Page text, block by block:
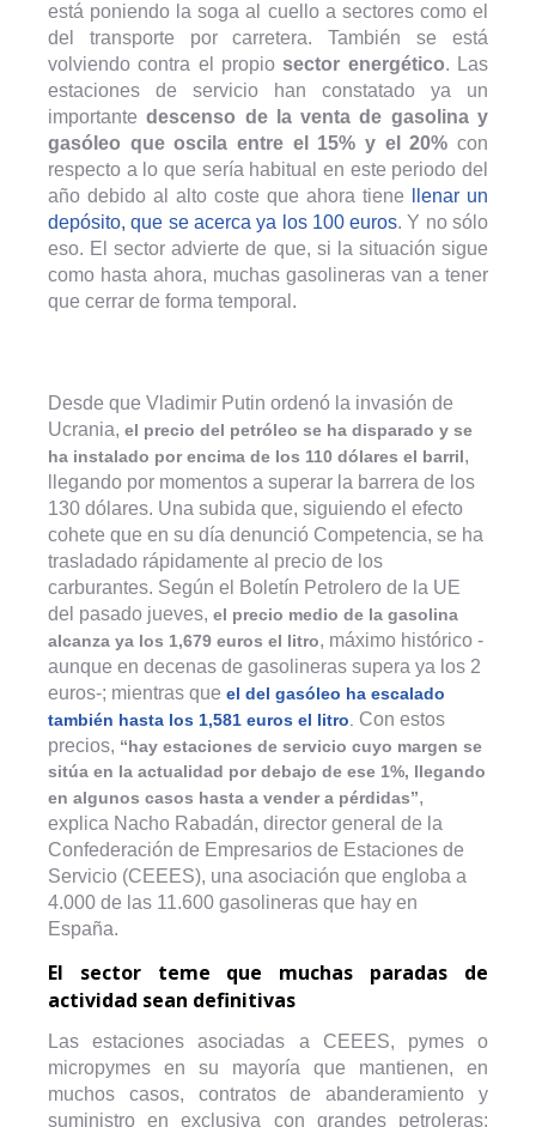
está poniendo la soga al cuello a sectores como el
del transporte por carretera. También se está
volviendo contra el propiosector energético. Las
estaciones de servicio han constatado ya un
importantedescenso de la venta de gasolina y
gasóleo que oscila entre el 15% y el 20% con
respecto a lo que sería habitual en este periodo del
año debido al alto coste que ahora tiene
llenar un
depósito, que se acerca ya los 100 euros. Y no sólo
eso. El sector advierte de que, si la situación sigue
como hasta ahora, muchas gasolineras van a tener
que cerrar de forma temporal.
Desde que Vladimir Putin ordenó la invasión de
Ucrania, el precio del petróleo se ha disparado y se
ha instalado por encima de los 110 dólares el barril,
llegando por momentos a superar la barrera de los
130 dólares. Una subida que, siguiendo el efecto
cohete que en su día denunció Competencia, se ha
trasladado rápidamente al precio de los
carburantes. Según el Boletín Petrolero de la UE
del pasado jueves, el precio medio de la gasolina
alcanza ya los 1,679 euros el litro, máximo histórico -
aunque en decenas de gasolineras supera ya los 2
euros-; mientras que el del gasóleo ha escalado
también hasta los 1,581 euros el litro
Con estos
precios, “hay estaciones de servicio cuyo margen se
sitúa en la actualidad por debajo de ese 1%, llegando
en algunos casos hasta a vender a pérdidas”,
explica Nacho Rabadán, director general de la
Confederación de Empresarios de Estaciones de
Servicio (CEEES), una asociación que engloba a
4.000 de las 11.600 gasolineras que hay en
España.
El sector teme que muchas paradas de
actividad sean definitivas
Las estaciones asociadas a CEEES, pymes o
micropymes en su mayoría que mantienen, en
muchos casos, contratos de abanderamiento y
suministro en exclusiva con grandes petroleras;